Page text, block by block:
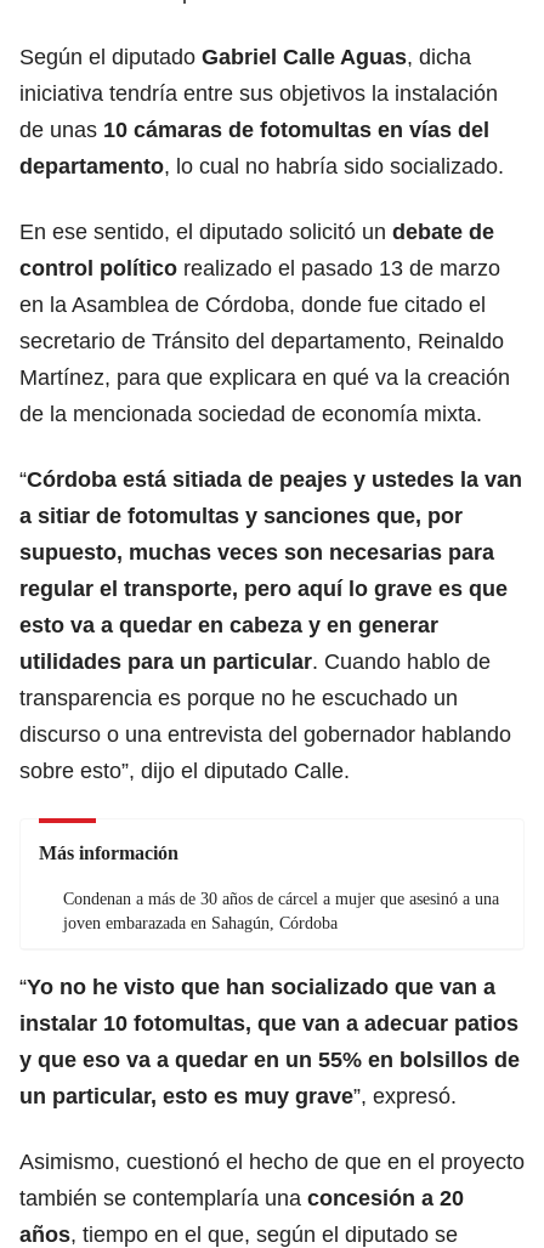
Según el diputado Gabriel Calle Aguas, dicha
iniciativa tendría entre sus objetivos la instalación
de unas 10 cámaras de fotomultas en vías del
departamento, lo cual no habría sido socializado.
En ese sentido, el diputado solicitó un debate de
control político realizado el pasado 13 de marzo
en la Asamblea de Córdoba, donde fue citado el
secretario de Tránsito del departamento, Reinaldo
Martínez, para que explicara en qué va la creación
de la mencionada sociedad de economía mixta.
“Córdoba está sitiada de peajes y ustedes la van
a sitiar de fotomultas y sanciones que, por
supuesto, muchas veces son necesarias para
regular el transporte, pero aquí lo grave es que
esto va a quedar en cabeza y en generar
utilidades para un particular. Cuando hablo de
transparencia es porque no he escuchado un
discurso o una entrevista del gobernador hablando
sobre esto”, dijo el diputado Calle.
Más información
Condenan a más de 30 años de cárcel a mujer que asesinó a una
joven embarazada en Sahagún, Córdoba
“Yo no he visto que han socializado que van a
instalar 10 fotomultas, que van a adecuar patios
y que eso va a quedar en un 55% en bolsillos de
un particular, esto es muy grave”, expresó.
Asimismo, cuestionó el hecho de que en el proyecto
también se contemplaría una concesión a 20
años, tiempo en el que, según el diputado se